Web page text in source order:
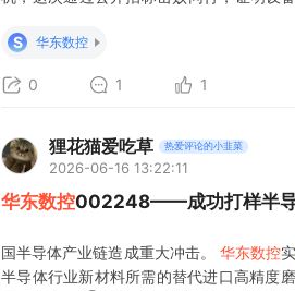
S
华东数控
0 1 1
狸花猫爱吃草 热爱评论的小韭菜
2026-06-16 13:22:11
华东数控002248——成功打样半导
国半导体产业链造成重大冲击。 华东数控
半导体行业新材料所需的替代进口高精度